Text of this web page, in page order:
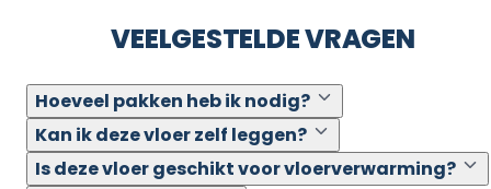
VEELGESTELDE VRAGEN
Hoeveel pakken heb ik nodig?
Kan ik deze vloer zelf leggen?
Is deze vloer geschikt voor vloerverwarming?